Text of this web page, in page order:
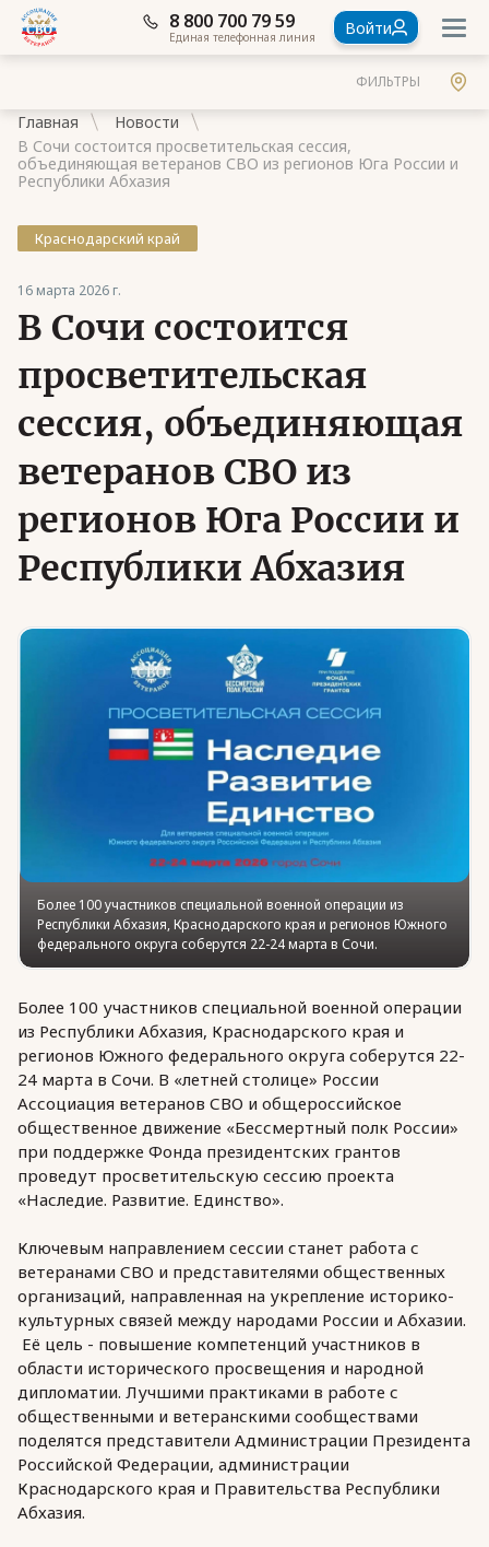
8 800 700 79 59
Единая телефонная линия Войти
ФИЛЬТРЫ
Главная
Новости
В Сочи состоится просветительская сессия,
объединяющая ветеранов СВО из регионов Юга России и
Республики Абхазия
Краснодарский край
16 марта 2026 г.
В Сочи состоится
просветительская
сессия, объединяющая
ветеранов СВО из
регионов Юга России и
Республики Абхазия
Более 100 участников специальной военной операции из
Республики Абхазия, Краснодарского края и регионов Южного
федерального округа соберутся 22-24 марта в Сочи.
Более 100 участников специальной военной операции
из Республики Абхазия, Краснодарского края и
регионов Южного федерального округа соберутся 22-
24 марта в Сочи. В «летней столице» России
Ассоциация ветеранов СВО и общероссийское
общественное движение «Бессмертный полк России»
при поддержке Фонда президентских грантов
проведут просветительскую сессию проекта
«Наследие. Развитие. Единство».
Ключевым направлением сессии станет работа с
ветеранами СВО и представителями общественных
организаций, направленная на укрепление историко-
культурных связей между народами России и Абхазии.
Её цель - повышение компетенций участников в
области исторического просвещения и народной
дипломатии. Лучшими практиками в работе с
общественными и ветеранскими сообществами
поделятся представители Администрации Президента
Российской Федерации, администрации
Краснодарского края и Правительства Республики
Абхазия.
Документы
Контакты
Стать членом Ассоциации ветеранов СВО
Ассоциация в субъектах России
Частые вопросы
Юридическая помощь